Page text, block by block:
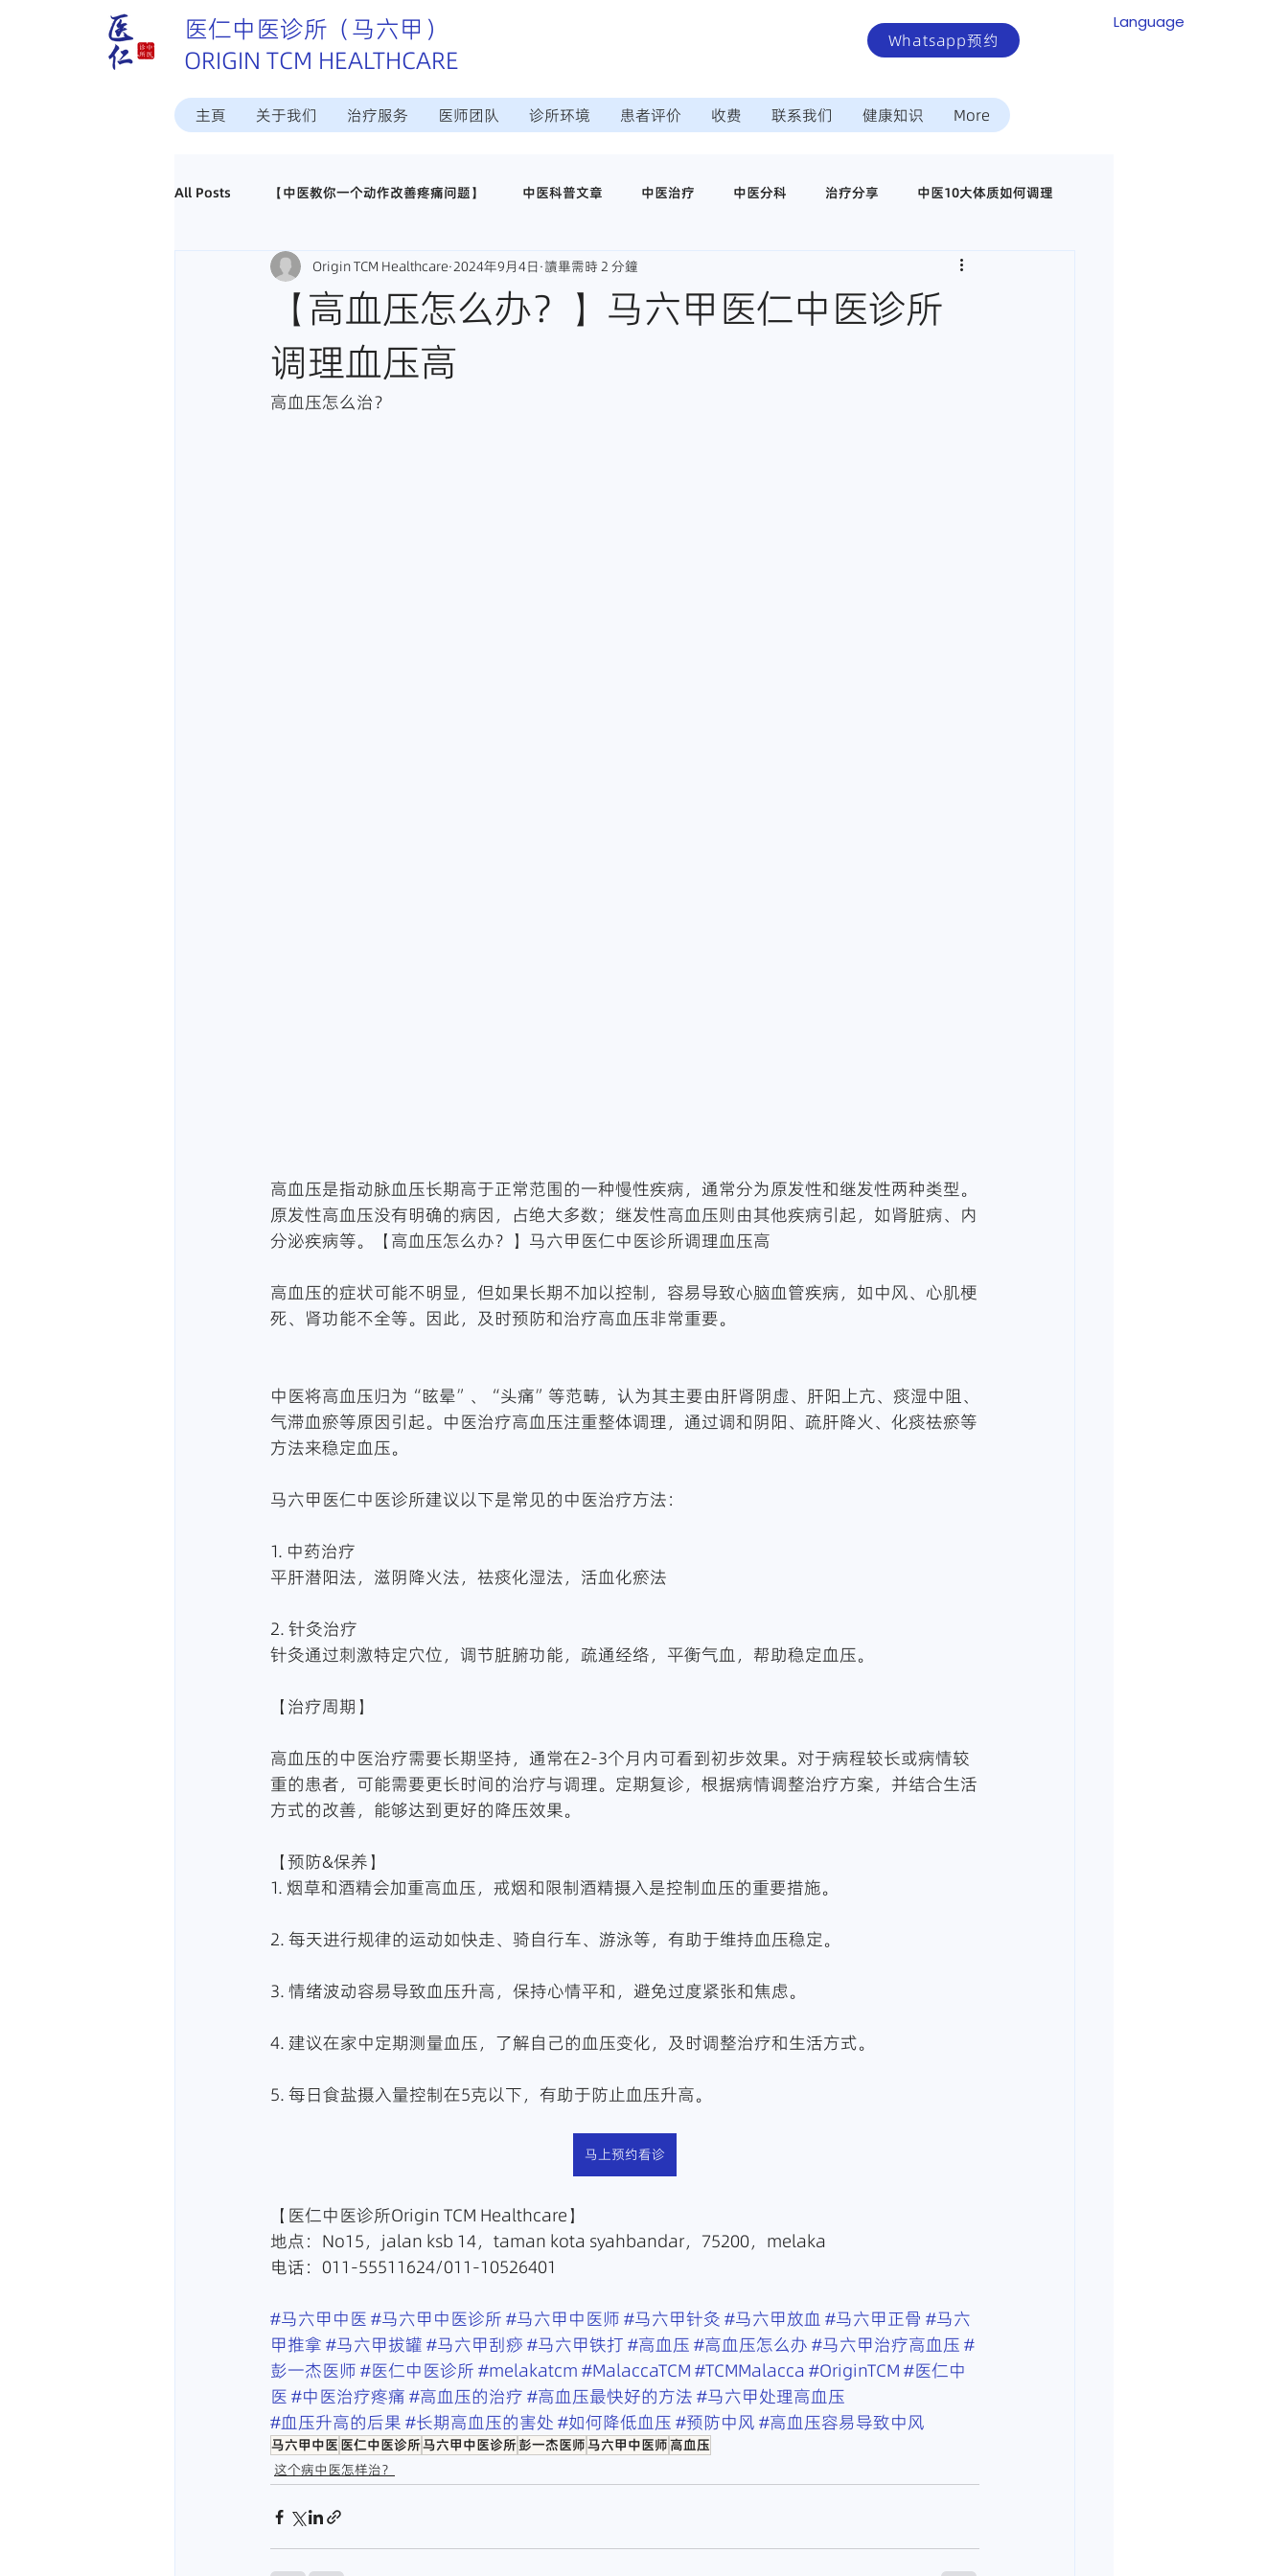
医仁中医诊所（马六甲）
ORIGIN TCM HEALTHCARE
Whatsapp预约
Language
主頁 关于我们 治疗服务 医师团队 诊所环境 患者评价 收费 联系我们 健康知识 More
All Posts 【中医教你一个动作改善疼痛问题】 中医科普文章 中医治疗 中医分科 治疗分享 中医10大体质如何调理
这个病中医怎样治？ 中医调理治疗 日常调理保养 中医穴位养生 中医调理代谢疾病
真实好评分享 招聘马六甲中医师
【高血压怎么办？】马六甲医仁中医诊所
调理血压高
Origin TCM Healthcare 2024年9月4日 讀畢需時 2 分鐘
高血压怎么治？
高血压是指动脉血压长期高于正常范围的一种慢性疾病，通常分为原发性和继发性两种类型。
原发性高血压没有明确的病因，占绝大多数；继发性高血压则由其他疾病引起，如肾脏病、内
分泌疾病等。【高血压怎么办？】马六甲医仁中医诊所调理血压高
高血压的症状可能不明显，但如果长期不加以控制，容易导致心脑血管疾病，如中风、心肌梗
死、肾功能不全等。因此，及时预防和治疗高血压非常重要。
中医将高血压归为“眩晕”、“头痛”等范畴，认为其主要由肝肾阴虚、肝阳上亢、痰湿中阻、
气滞血瘀等原因引起。中医治疗高血压注重整体调理，通过调和阴阳、疏肝降火、化痰祛瘀等
方法来稳定血压。
马六甲医仁中医诊所建议以下是常见的中医治疗方法：
1. 中药治疗
平肝潜阳法，滋阴降火法，祛痰化湿法，活血化瘀法
2. 针灸治疗
针灸通过刺激特定穴位，调节脏腑功能，疏通经络，平衡气血，帮助稳定血压。
【治疗周期】
高血压的中医治疗需要长期坚持，通常在2-3个月内可看到初步效果。对于病程较长或病情较
重的患者，可能需要更长时间的治疗与调理。定期复诊，根据病情调整治疗方案，并结合生活
方式的改善，能够达到更好的降压效果。
【预防&保养】
1. 烟草和酒精会加重高血压，戒烟和限制酒精摄入是控制血压的重要措施。
2. 每天进行规律的运动如快走、骑自行车、游泳等，有助于维持血压稳定。
3. 情绪波动容易导致血压升高，保持心情平和，避免过度紧张和焦虑。
4. 建议在家中定期测量血压，了解自己的血压变化，及时调整治疗和生活方式。
5. 每日食盐摄入量控制在5克以下，有助于防止血压升高。
马上预约看诊
【医仁中医诊所Origin TCM Healthcare】
地点：No15，jalan ksb 14，taman kota syahbandar，75200，melaka
电话：011-55511624/011-10526401
#马六甲中医 #马六甲中医诊所 #马六甲中医师 #马六甲针灸 #马六甲放血 #马六甲正骨 #马六
甲推拿 #马六甲拔罐 #马六甲刮痧 #马六甲铁打 #高血压 #高血压怎么办 #马六甲治疗高血压 #
彭一杰医师 #医仁中医诊所 #melakatcm #MalaccaTCM #TCMMalacca #OriginTCM #医仁中
医 #中医治疗疼痛 #高血压的治疗 #高血压最快好的方法 #马六甲处理高血压
#血压升高的后果 #长期高血压的害处 #如何降低血压 #预防中风 #高血压容易导致中风
马六甲中医 医仁中医诊所马六甲中医诊所彭一杰医师马六甲中医师高血压
这个病中医怎样治？